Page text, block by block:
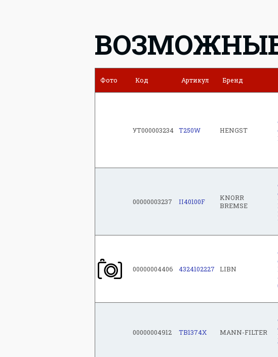
Фото Код Артикул Бренд
УТ000003234 T250W HENGST
00000003237 II40100F
KNORR
BREMSE
00000004406 4324102227 LIBN
00000004912 TB1374X MANN-FILTER